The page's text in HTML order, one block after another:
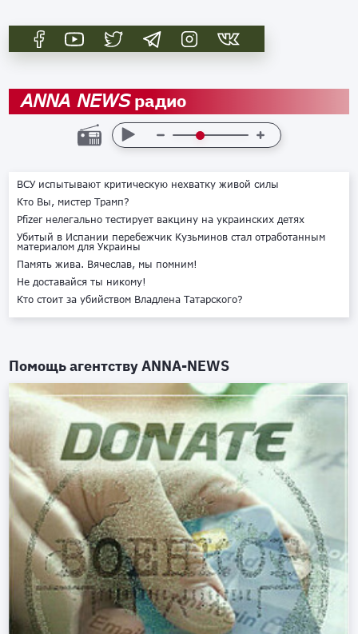
ANNA NEWSрадио
ВСУ испытывают критическую нехватку живой силы
Кто Вы, мистер Трамп?
Pfizer нелегально тестирует вакцину на украинских детях
Убитый в Испании перебежчик Кузьминов стал отработанным
материалом для Украины
Память жива. Вячеслав, мы помним!
Не доставайся ты никому!
Кто стоит за убийством Владлена Татарского?
Помощь агентствуANNA-NEWS